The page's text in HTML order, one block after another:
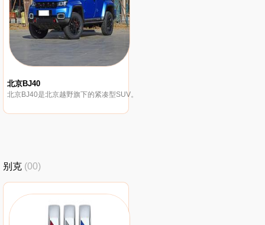
北京BJ40
北京BJ40是北京越野旗下的紧凑型SUV。
别克 (00)